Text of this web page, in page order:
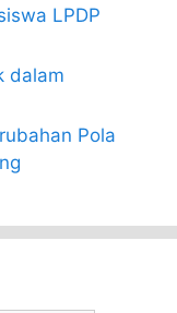
LPDP
dalam
Pola